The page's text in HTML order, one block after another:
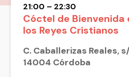
21:00 – 22:30
Cóctel de Bienvenida
los Reyes Cristianos
C. Caballerizas Reales,
14004 Córdoba